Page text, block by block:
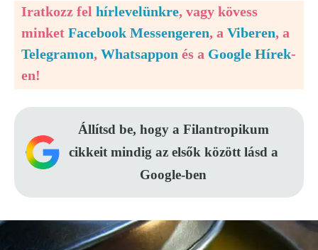
Iratkozz fel hírlevelünkre, vagy kövess
minket Facebook Messengeren, a Viberen, a
Telegramon, Whatsappon és a Google Hírek-
en!
Állítsd be, hogy a Filantropikum
cikkeit mindig az elsők között lásd a
Google-ben